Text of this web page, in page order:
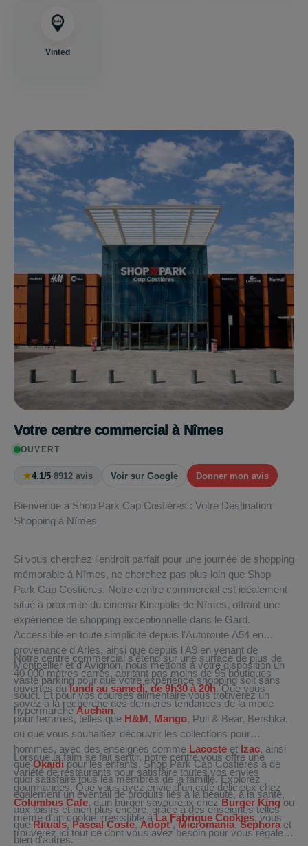
Vinted
Votre centre commercial à Nîmes
OUVERT
★4.1/5·8912 avis Voir sur Google Donner mon avis
Bienvenue à Shop Park Cap Costières : Votre Destination
Shopping à Nîmes
Si vous cherchez l'endroit parfait pour une journée de shopping
mémorable à Nîmes, ne cherchez pas plus loin que Shop
Park Cap Costières. Notre centre commercial est idéalement
situé à proximité du cinéma Kinepolis de Nîmes, offrant une
expérience de shopping exceptionnelle dans le Gard.
Accessible en toute simplicité depuis l'Autoroute A54 en
provenance d'Arles, ainsi que depuis l'A9 en venant de
Montpellier et d'Avignon, nous mettons à votre disposition un
vaste parking pour que votre expérience shopping soit sans
souci. Et pour vos courses alimentaire vous trouverez un
hypermarchéAuchan.
Notre centre commercial s'étend sur une surface de plus de
40 000 mètres carrés, abritant pas moins de 95 boutiques
ouvertes du lundi au samedi, de 9h30 à 20h. Que vous
soyez à la recherche des dernières tendances de la mode
pour femmes, telles que H&M, Mango, Pull & Bear, Bershka,
ou que vous souhaitiez découvrir les collections pour
hommes, avec des enseignes comme Lacoste et Izac, ainsi
queOkaïdipour les enfants, Shop Park Cap Costières a de
quoi satisfaire tous les membres de la famille. Explorez
également un éventail de produits liés à la beauté, à la santé,
aux loisirs et bien plus encore, grâce à des enseignes telles
queRituals,Pascal Coste,Adopt’,Micromania,Sephora et
bien d'autres.
Lorsque la faim se fait sentir, notre centre vous offre une
variété de restaurants pour satisfaire toutes vos envies
gourmandes. Que vous ayez envie d'un café délicieux chez
Columbus Cafe, d'un burger savoureux chez Burger King ou
même d'un cookie irrésistible àLa Fabrique Cookies, vous
trouverez ici tout ce dont vous avez besoin pour vous régaler.